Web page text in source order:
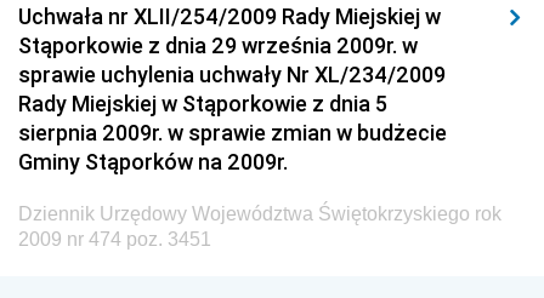
Środowiska
Dziennik Urzędowy Ministerstwa Administracji,
Gospodarki Terenowej i Ochrony Środowiska
Dziennik Urzędowy Ministerstwa Administracji i
Gospodarki Przestrzennej
Dziennik Urzędowy Unii Europejskiej, L
Dziennik Urzędowy Ministerstwa Komunikacji
Uchwała nr XLII/254/2009 Rady Miejskiej w
Stąporkowie z dnia 29 września 2009r. w
sprawie uchylenia uchwały Nr XL/234/2009
Rady Miejskiej w Stąporkowie z dnia 5
sierpnia 2009r. w sprawie zmian w budżecie
Gminy Stąporków na 2009r.
Dziennik Urzędowy Województwa Świętokrzyskiego rok
2009 nr 474 poz. 3451